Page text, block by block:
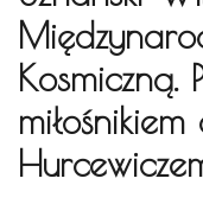
Kosmiczną.